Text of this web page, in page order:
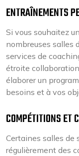
ENTRAÎNEMENTS
Si vous souhaitez
nombreuses salles
services de
étroite
élaborer un
besoins et à vos
COMPÉTITIONS ET
Certaines salles de
régulièrement des